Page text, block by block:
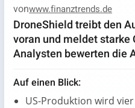
vonwww.finanztrends.de
DroneShield treibt den
voran und meldet starke
Analysten bewerten die
Auf einen Blick:
US-Produktion wird